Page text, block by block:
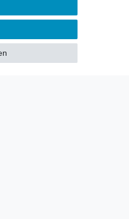
eingetroffene
Neuheiten
werden?